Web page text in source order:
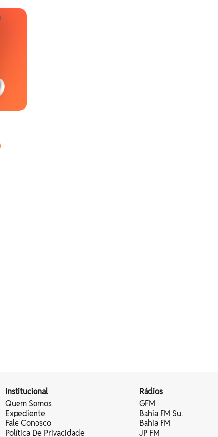
Institucional
Quem Somos
Expediente
Fale Conosco
Política De Privacidade
Rádios
GFM
Bahia FM Sul
Bahia FM
JP FM